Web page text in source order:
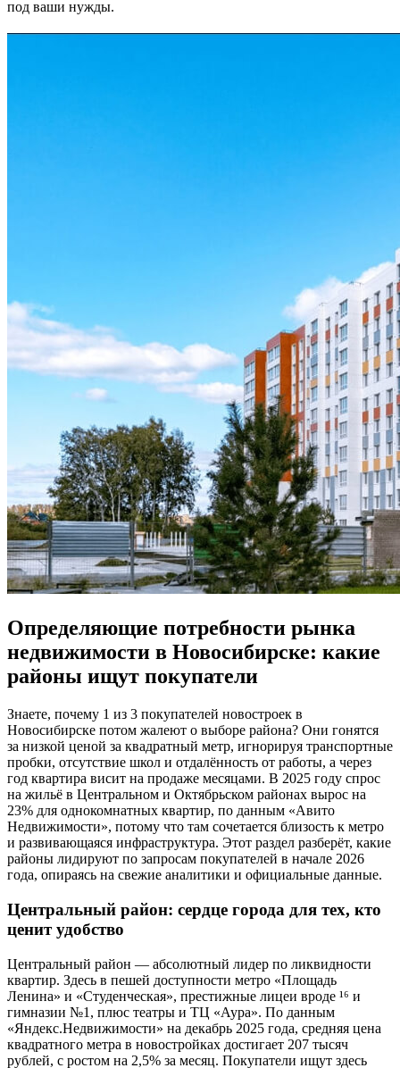
под ваши нужды.
Определяющие потребности рынка
недвижимости в Новосибирске: какие
районы ищут покупатели
Знаете, почему 1 из 3 покупателей новостроек в
Новосибирске потом жалеют о выборе района? Они гонятся
за низкой ценой за квадратный метр, игнорируя транспортные
пробки, отсутствие школ и отдалённость от работы, а через
год квартира висит на продаже месяцами. В 2025 году спрос
на жильё в Центральном и Октябрьском районах вырос на
23% для однокомнатных квартир, по данным «Авито
Недвижимости», потому что там сочетается близость к метро
и развивающаяся инфраструктура. Этот раздел разберёт, какие
районы лидируют по запросам покупателей в начале 2026
года, опираясь на свежие аналитики и официальные данные.
Центральный район: сердце города для тех, кто
ценит удобство
Центральный район — абсолютный лидер по ликвидности
квартир. Здесь в пешей доступности метро «Площадь
Ленина» и «Студенческая», престижные лицеи вроде ¹⁶ и
гимназии №1, плюс театры и ТЦ «Аура». По данным
«Яндекс.Недвижимости» на декабрь 2025 года, средняя цена
квадратного метра в новостройках достигает 207 тысяч
рублей, с ростом на 2,5% за месяц. Покупатели ищут здесь